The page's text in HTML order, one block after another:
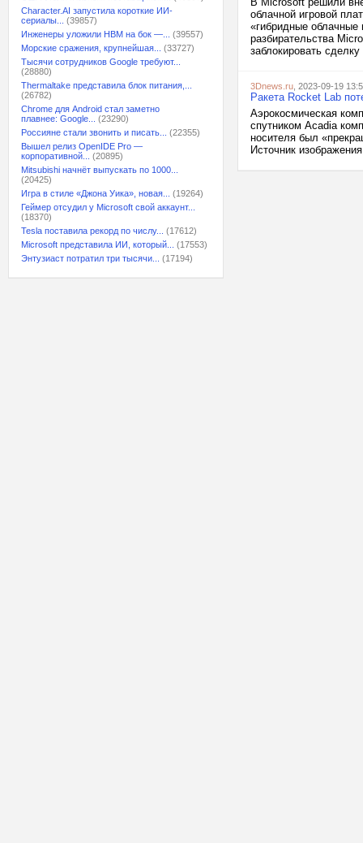
Character.AI запустила короткие ИИ-
сериалы...
(39857)
Инженеры уложили HBM на бок —...
(39557)
Морские сражения, крупнейшая...
(33727)
Тысячи сотрудников Google требуют...
(28880)
Thermaltake представила блок питания,...
(26782)
Chrome для Android стал заметно
плавнее: Google...
(23290)
Россияне стали звонить и писать...
(22355)
Вышел релиз OpenIDE Pro —
корпоративной...
(20895)
Mitsubishi начнёт выпускать по 1000...
(20425)
Игра в стиле «Джона Уика», новая...
(19264)
Геймер отсудил у Microsoft свой аккаунт...
(18370)
Tesla поставила рекорд по числу...
(17612)
Microsoft представила ИИ, который...
(17553)
Энтузиаст потратил три тысячи...
(17194)
облачной игровой
«гибридные облачные
разбирательства
заблокировать
3Dnews.ru , 2023-09-19
Ракета Rocket Lab
Аэрокосмическая
спутником Acadia
носителя был
Источник